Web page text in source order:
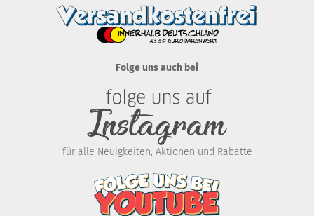
Folge uns auch bei
für alle Neuigkeiten, Aktionen und Rabatte